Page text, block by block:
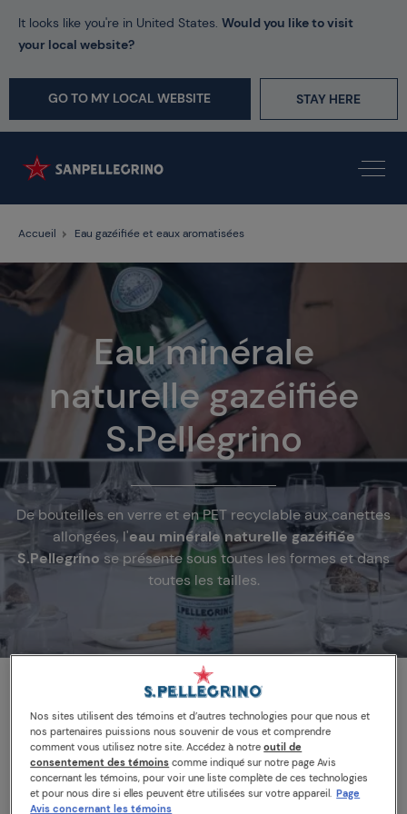
It looks like you're in United States. Would you like to visit
your local website?
GO TO MY LOCAL WEBSITE STAY HERE
Accueil Eau gazéifiée et eaux aromatisées
Eau minérale
naturelle gazéifiée
S.Pellegrino
De bouteilles en verre et en PET recyclable aux canettes
allongées, l'eau minérale naturelle gazéifiée
S.Pellegrino se présente sous toutes les formes et dans
toutes les tailles.
Le saviez-vous?
Nos sites utilisent des témoins et d’autres technologies pour que nous et
nos partenaires puissions nous souvenir de vous et comprendre
comment vous utilisez notre site. Accédez à notreoutil de
consentement des témoins comme indiqué sur notre page Avis
concernant les témoins, pour voir une liste complète de ces technologies
et pour nous dire si elles peuvent être utilisées sur votre appareil. Page
Avis concernant les témoins